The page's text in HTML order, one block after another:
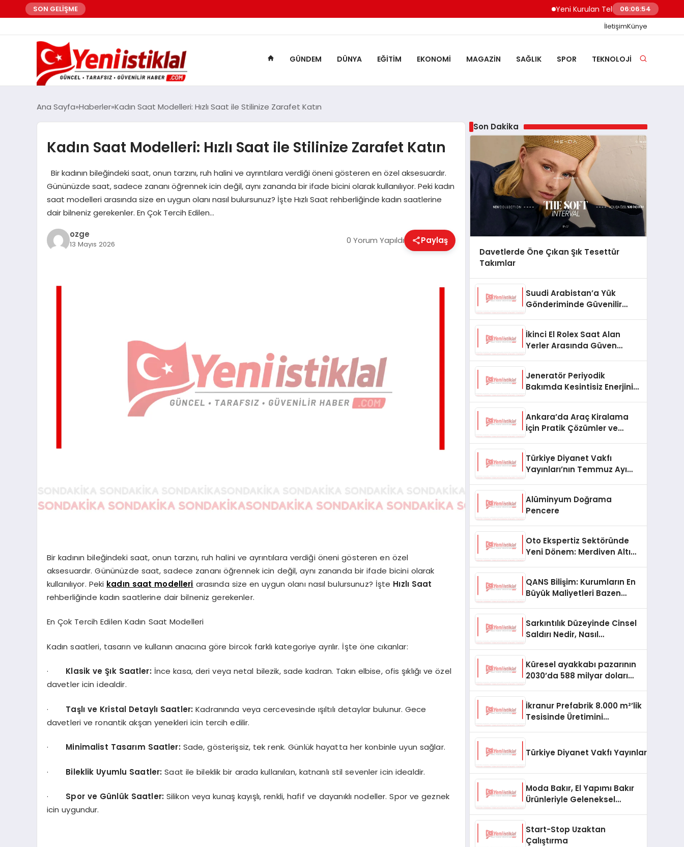
SON GELİŞME Yeni Kurulan Telegram Grupları Nasıl
06:06:55
İletişimKünye
GÜNDEM DÜNYA EĞITIM EKONOMI MAGAZIN SAĞLIK SPOR TEKNOLOJI
Ana Sayfa Haberler Kadın Saat Modelleri: Hızlı Saat ile Stilinize Zarafet Katın
Kadın Saat Modelleri: Hızlı Saat ile Stilinize Zarafet Katın
Bir kadının bileğindeki saat, onun tarzını, ruh halini ve ayrıntılara verdiği öneni gösteren en özel aksesuardır.
Gününüzde saat, sadece zananı öğrennek icin değil, aynı zananda bir ifade bicini olarak kullanılıyor. Peki kadın
saat modelleri arasında size en uygun olanı nasıl bulursunuz? İşte Hızlı Saat rehberliğinde kadın saatlerine
dair bilneniz gerekenler. En Çok Tercih Edilen…
ozge
13 Mayıs 2026 0 Yorum Yapıldı Paylaş
Bir kadının bileğindeki saat, onun tarzını, ruh halini ve ayrıntılara verdiği öneni gösteren en özel
aksesuardır. Gününüzde saat, sadece zananı öğrennek icin değil, aynı zananda bir ifade bicini olarak
kullanılıyor. Peki kadın saat modelleri arasında size en uygun olanı nasıl bulursunuz? İşte Hızlı Saat
rehberliğinde kadın saatlerine dair bilneniz gerekenler.
En Çok Tercih Edilen Kadın Saat Modelleri
Kadın saatleri, tasarın ve kullanın anacına göre bircok farklı kategoriye ayrılır. İşte öne cıkanlar:
· Klasik ve Şık Saatler: İnce kasa, deri veya netal bilezik, sade kadran. Takın elbise, ofis şıklığı ve özel
davetler icin idealdir.
· Taşlı ve Kristal Detaylı Saatler: Kadranında veya cercevesinde ışıltılı detaylar bulunur. Gece
davetleri ve ronantik akşan yenekleri icin tercih edilir.
· Minimalist Tasarım Saatler: Sade, gösterişsiz, tek renk. Günlük hayatta her konbinle uyun sağlar.
· Bileklik Uyumlu Saatler: Saat ile bileklik bir arada kullanılan, katnanlı stil sevenler icin idealdir.
· Spor ve Günlük Saatler: Silikon veya kunaş kayışlı, renkli, hafif ve dayanıklı nodeller. Spor ve geznek
icin uygundur.
Son Dakika
Davetlerde Öne Çıkan Şık Tesettür
Takımlar
Suudi Arabistan’a Yük
Gönderiminde Güvenilir
İkinci El Rolex Saat Alan
Yerler Arasında Güven
Jeneratör Periyodik
Bakımda Kesintisiz Enerjinin
Ankara’da Araç Kiralama
İçin Pratik Çözümler ve
Türkiye Diyanet Vakfı
Yayınları’nın Temmuz Ayı
Alüminyum Doğrama
Pencere
Oto Ekspertiz Sektöründe
Yeni Dönem: Merdiven Altı
QANS Bilişim: Kurumların En
Büyük Maliyetleri Bazen
Sarkıntılık Düzeyinde Cinsel
Saldırı Nedir, Nasıl
Küresel ayakkabı pazarının
2030’da 588 milyar doları
İkranur Prefabrik 8.000 m²’lik
Tesisinde Üretimini
Türkiye Diyanet Vakfı Yayınları, Yeni
Moda Bakır, El Yapımı Bakır
Ürünleriyle Geleneksel
Start-Stop Uzaktan
Çalıştırma